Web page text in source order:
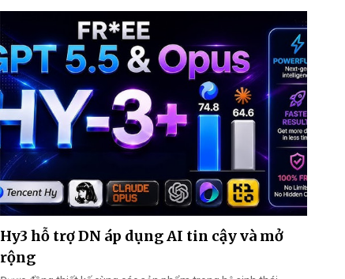
Hy3 hỗ trợ DN áp dụng AI tin cậy và mở
rộng